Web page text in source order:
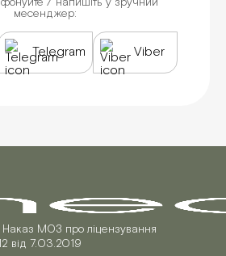
месенджер:
Telegram Viber
Наказ МОЗ про ліцензування
від 7.03.2019